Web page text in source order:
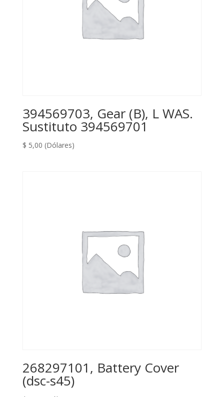
394569703, Gear (B), L WAS.
Sustituto 394569701
$ 5,00 (Dólares)
268297101, Battery Cover
(dsc-s45)